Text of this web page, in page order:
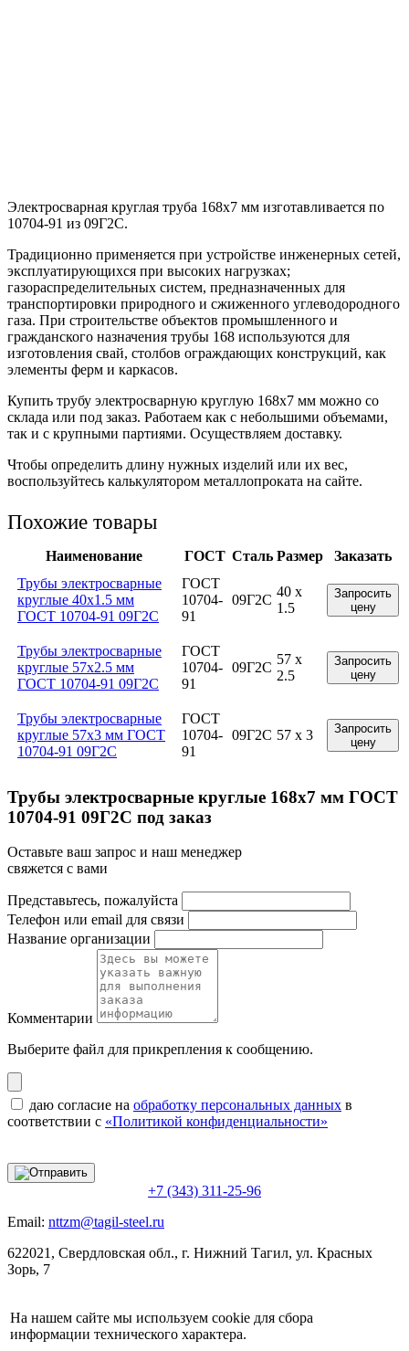
Электросварная круглая труба 168х7 мм изготавливается по
10704-91 из 09Г2С.
Традиционно применяется при устройстве инженерных сетей,
эксплуатирующихся при высоких нагрузках;
газораспределительных систем, предназначенных для
транспортировки природного и сжиженного углеводородного
газа. При строительстве объектов промышленного и
гражданского назначения трубы 168 используются для
изготовления свай, столбов ограждающих конструкций, как
элементы ферм и каркасов.
Купить трубу электросварную круглую 168х7 мм можно со
склада или под заказ. Работаем как с небольшими объемами,
так и с крупными партиями. Осуществляем доставку.
Чтобы определить длину нужных изделий или их вес,
воспользуйтесь калькулятором металлопроката на сайте.
Похожие товары
Наименование ГОСТ Сталь Размер
Заказать
Трубы электросварные
круглые 40x1.5 мм
ГОСТ 10704-91 09Г2С
ГОСТ
10704-
91
09Г2С
40 x
1.5
Запросить
цену
Трубы электросварные
круглые 57x2.5 мм
ГОСТ 10704-91 09Г2С
ГОСТ
10704-
91
09Г2С
57 x
2.5
Запросить
цену
Трубы электросварные
круглые 57x3 мм ГОСТ
10704-91 09Г2С
ГОСТ
10704-
91
09Г2С 57 x 3
Запросить
цену
Трубы электросварные круглые 168x7 мм ГОСТ
10704-91 09Г2С под заказ
Оставьте ваш запрос и наш менеджер
свяжется с вами
Представьтесь, пожалуйста
Телефон или email для связи
Название организации
Комментарии
Выберите файл для прикрепления к сообщению.
даю согласие на обработку персональных данных в
соответствии с «Политикой конфиденциальности»
+7 (343) 311-25-96
Email: nttzm@tagil-steel.ru
622021, Свердловская обл., г. Нижний Тагил, ул. Красных
Зорь, 7
На нашем сайте мы используем cookie для сбора
информации технического характера.